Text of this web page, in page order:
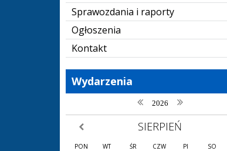
Sprawozdania i raporty
Ogłoszenia
Kontakt
Wydarzenia
poprzedni rok
2026 następny rok
poprzedni miesiąc SIERPIEŃ
PON WT ŚR CZW PI SO